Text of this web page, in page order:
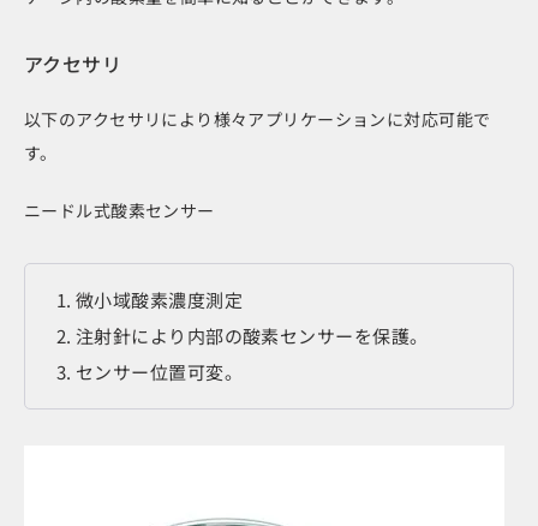
アクセサリ
以下のアクセサリにより様々アプリケーションに対応可能で
す。
ニードル式酸素センサー
微小域酸素濃度測定
注射針により内部の酸素センサーを保護。
センサー位置可変。